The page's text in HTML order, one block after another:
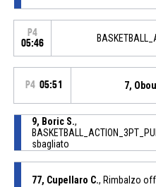
P4
05:46
P4 05:51 7,
9, Boric S.,
sbagliato
77, Cupellaro C., Rimbalzo